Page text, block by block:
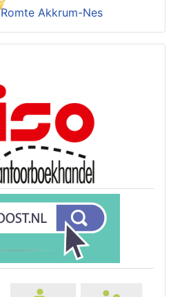
Romte Akkrum-Nes